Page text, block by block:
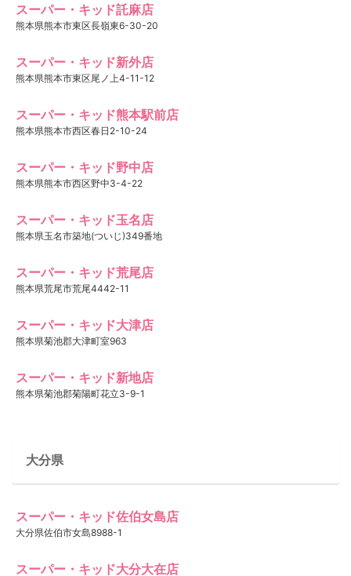
スーパー・キッド託麻店
熊本県熊本市東区長嶺東6-30-20
スーパー・キッド新外店
熊本県熊本市東区尾ノ上4-11-12
スーパー・キッド熊本駅前店
熊本県熊本市西区春日2-10-24
スーパー・キッド野中店
熊本県熊本市西区野中3-4-22
スーパー・キッド玉名店
熊本県玉名市築地(ついじ)349番地
スーパー・キッド荒尾店
熊本県荒尾市荒尾4442-11
スーパー・キッド大津店
熊本県菊池郡大津町室963
スーパー・キッド新地店
熊本県菊池郡菊陽町花立3-9-1
大分県
スーパー・キッド佐伯女島店
大分県佐伯市女島8988-1
スーパー・キッド大分大在店